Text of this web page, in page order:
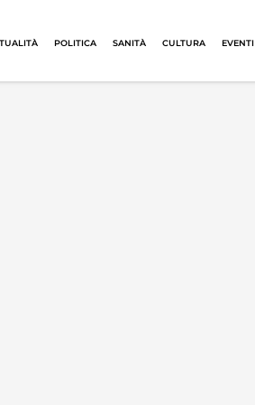
POLITICA SANITÀ CULTURA EVENTI